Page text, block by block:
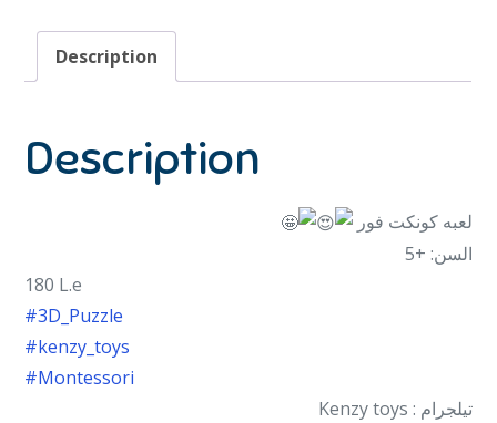
Description
Description
لعبه كونكت فور
السن: +5
180 L.e
#3D_Puzzle
#kenzy_toys
#Montessori
تيلجرام : Kenzy toys